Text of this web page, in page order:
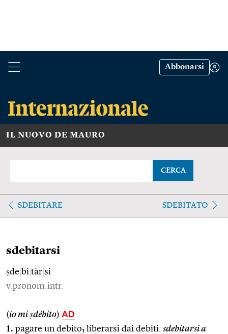
Abbonarsi
IL NUOVO DE MAURO
CERCA
SDEBITARE SDEBITATO
sdebitarsi
ṣde bi tàr si
v.pronom.intr.
(io mi ṣdébito) AD
1. pagare un debito; liberarsi dai debiti: sdebitarsi a